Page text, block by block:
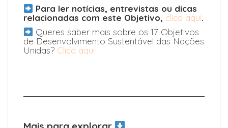
Para ler notícias, entrevistas ou dicas
relacionadas com este Objetivo, clica aqui.
Queres saber mais sobre os 17 Objetivos
de Desenvolvimento Sustentável das Nações
Unidas? Clica aqui